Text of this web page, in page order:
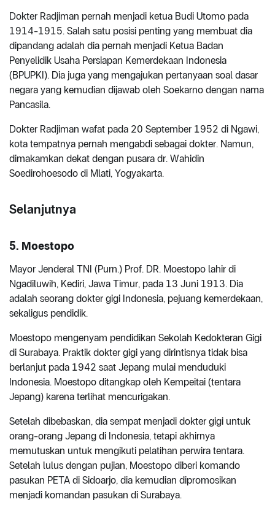
Dokter Radjiman pernah menjadi ketua Budi Utomo pada
1914-1915. Salah satu posisi penting yang membuat dia
dipandang adalah dia pernah menjadi Ketua Badan
Penyelidik Usaha Persiapan Kemerdekaan Indonesia
(BPUPKI). Dia juga yang mengajukan pertanyaan soal dasar
negara yang kemudian dijawab oleh Soekarno dengan nama
Pancasila.
Dokter Radjiman wafat pada 20 September 1952 di Ngawi,
kota tempatnya pernah mengabdi sebagai dokter. Namun,
dimakamkan dekat dengan pusara dr. Wahidin
Soedirohoesodo di Mlati, Yogyakarta.
Selanjutnya
5. Moestopo
Mayor Jenderal TNI (Purn.) Prof. DR. Moestopo lahir di
Ngadiluwih, Kediri, Jawa Timur, pada 13 Juni 1913. Dia
adalah seorang dokter gigi Indonesia, pejuang kemerdekaan,
sekaligus pendidik.
Moestopo mengenyam pendidikan Sekolah Kedokteran Gigi
di Surabaya. Praktik dokter gigi yang dirintisnya tidak bisa
berlanjut pada 1942 saat Jepang mulai menduduki
Indonesia. Moestopo ditangkap oleh Kempeitai (tentara
Jepang) karena terlihat mencurigakan.
Setelah dibebaskan, dia sempat menjadi dokter gigi untuk
orang-orang Jepang di Indonesia, tetapi akhirnya
memutuskan untuk mengikuti pelatihan perwira tentara.
Setelah lulus dengan pujian, Moestopo diberi komando
pasukan PETA di Sidoarjo, dia kemudian dipromosikan
menjadi komandan pasukan di Surabaya.